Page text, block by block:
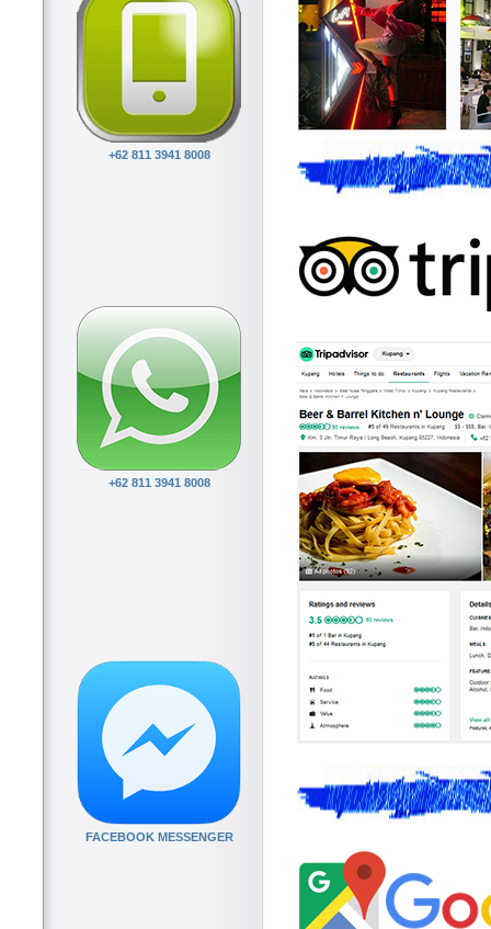
+62 811 3941 8008
+62 811 3941 8008
FACEBOOK MESSENGER